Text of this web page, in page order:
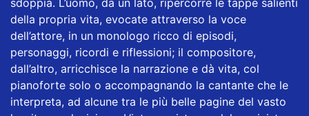
sdoppia. L’uomo, da un lato, ripercorre le tappe salienti
della propria vita, evocate attraverso la voce
dell’attore, in un monologo ricco di episodi,
personaggi, ricordi e riflessioni; il compositore,
dall’altro, arricchisce la narrazione e dà vita, col
pianoforte solo o accompagnando la cantante che le
interpreta, ad alcune tra le più belle pagine del vasto